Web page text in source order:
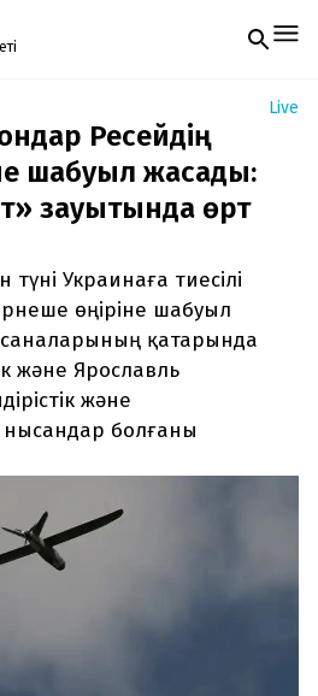
ай сайын электронды
Жаңа нөмір
жіберіледі. Тек email
жібереміз.
Live
Ресейдің
шабуыл жасады:
зауытында өрт
Украинаға тиесілі
өңіріне шабуыл
қатарында
және Ярославль
және
болғаны